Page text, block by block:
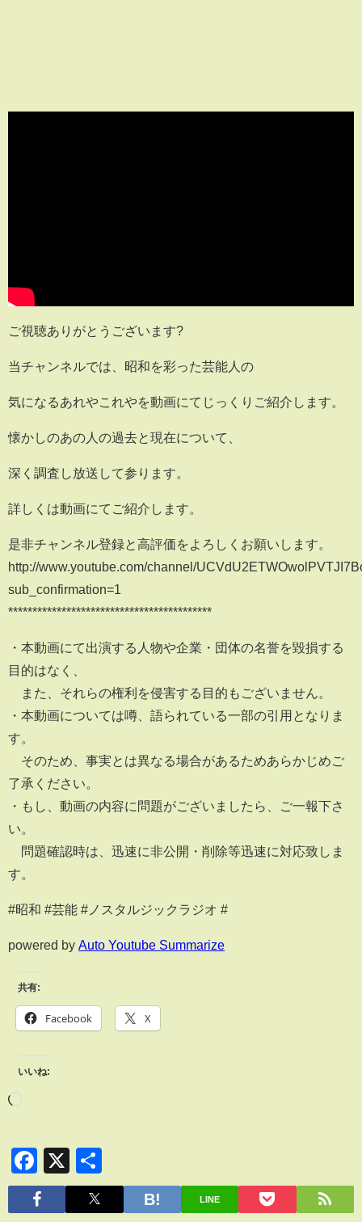
ご視聴ありがとうございます?
当チャンネルでは、昭和を彩った芸能人の
気になるあれやこれやを動画にてじっくりご紹介します。
懐かしのあの人の過去と現在について、
深く調査し放送して参ります。
詳しくは動画にてご紹介します。
是非チャンネル登録と高評価をよろしくお願いします。
http://www.youtube.com/channel/
sub_confirmation=1
******************************************
・本動画にて出演する人物や企業・団体の名誉を毀損する
目的はなく、
また、それらの権利を侵害する目的もございません。
・本動画については噂、語られている一部の引用となりま
す。
そのため、事実とは異なる場合があるためあらかじめご
了承ください。
・もし、動画の内容に問題がございましたら、ご一報下さ
い。
問題確認時は、迅速に非公開・削除等迅速に対応致しま
す。
#昭和 #芸能 #ノスタルジックラジオ #
powered by Auto Youtube Summarize
共有:
Facebook X
いいね:
Facebook
X
有
LINE